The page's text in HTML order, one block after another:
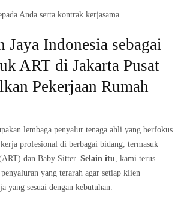
Anda serta kontrak kerjasama.
Indonesia sebagai
ART di Jakarta Pusat
Pekerjaan Rumah
lembaga penyalur tenaga ahli yang berfokus
kerja profesional di berbagai bidang, termasuk
dan Baby Sitter. Selain itu , kami terus
yang terarah agar setiap klien
yang sesuai dengan kebutuhan.